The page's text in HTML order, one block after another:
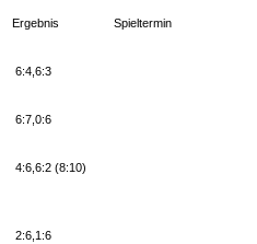
Ergebnis Spieltermin
6:4,6:3
6:7,0:6
4:6,6:2 (8:10)
2:6,1:6